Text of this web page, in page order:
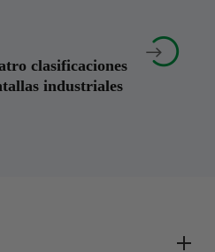
clasificaciones
industriales

